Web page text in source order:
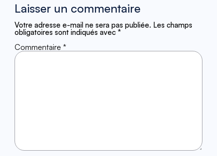
Laisser un commentaire
Votre adresse e-mail ne sera pas publiée. Les champs
obligatoires sont indiqués avec *
Commentaire *